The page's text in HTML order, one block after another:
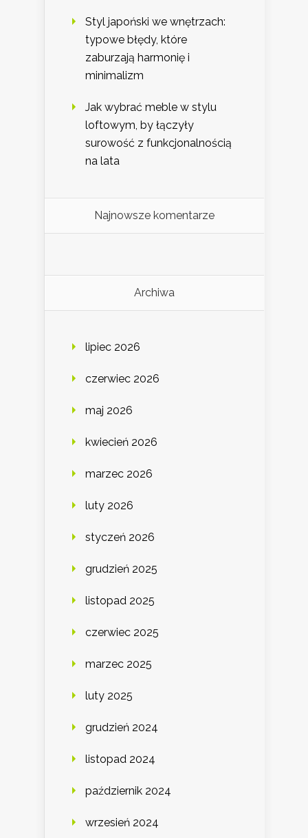
Styl japoński we wnętrzach:
typowe błędy, które
zaburzają harmonię i
minimalizm
Jak wybrać meble w stylu
loftowym, by łączyły
surowość z funkcjonalnością
na lata
Najnowsze komentarze
Archiwa
lipiec 2026
czerwiec 2026
maj 2026
kwiecień 2026
marzec 2026
luty 2026
styczeń 2026
grudzień 2025
listopad 2025
czerwiec 2025
marzec 2025
luty 2025
grudzień 2024
listopad 2024
październik 2024
wrzesień 2024